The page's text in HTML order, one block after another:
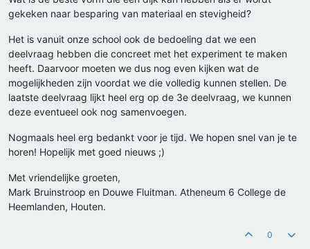
gekeken naar besparing van materiaal en stevigheid?
Het is vanuit onze school ook de bedoeling dat we een
deelvraag hebben die concreet met het experiment te maken
heeft. Daarvoor moeten we dus nog even kijken wat de
mogelijkheden zijn voordat we die volledig kunnen stellen. De
laatste deelvraag lijkt heel erg op de 3e deelvraag, we kunnen
deze eventueel ook nog samenvoegen.
Nogmaals heel erg bedankt voor je tijd. We hopen snel van je te
horen! Hopelijk met goed nieuws ;)
Met vriendelijke groeten,
Mark Bruinstroop en Douwe Fluitman. Atheneum 6 College de
Heemlanden, Houten.
0